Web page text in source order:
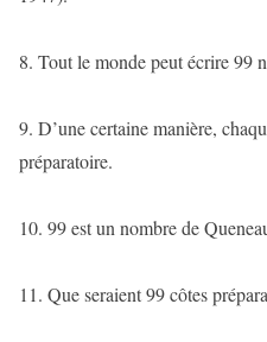
8. Tout le monde peut écrire 99
9. D’une certaine manière,
préparatoire.
10. 99 est un nombre de
11. Que seraient 99 côtes